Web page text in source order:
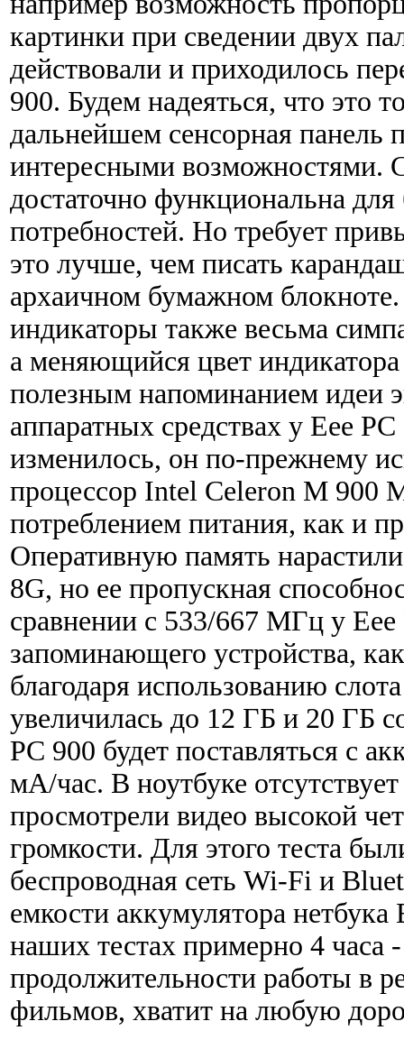
картинки при сведении двух
действовали и приходилось
900. Будем надеяться, что это
дальнейшем сенсорная панель
интересными возможностями.
достаточно функциональна
потребностей. Но требует
это лучше, чем писать
архаичном бумажном
индикаторы также весьма
а меняющийся цвет индикатора
полезным напоминанием идеи
аппаратных средствах у Eee
изменилось, он по-прежнему
процессор Intel Celeron М 900
потреблением питания, как и
Оперативную память
8G, но ее пропускная
сравнении с 533/667 МГц у
запоминающего устройства,
благодаря использованию
увеличилась до 12 ГБ и 20 ГБ
PC 900 будет поставляться с
мА/час. В ноутбуке
просмотрели видео высокой
громкости. Для этого теста
беспроводная сеть Wi-Fi и
емкости аккумулятора
наших тестах примерно 4 часа
продолжительности работы в
фильмов, хватит на любую